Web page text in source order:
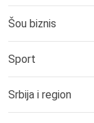
Šou biznis
Sport
Srbija i region